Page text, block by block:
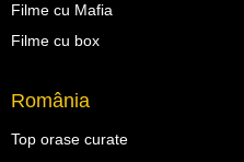
Filme cu Mafia
Filme cu box
România
Top orase curate